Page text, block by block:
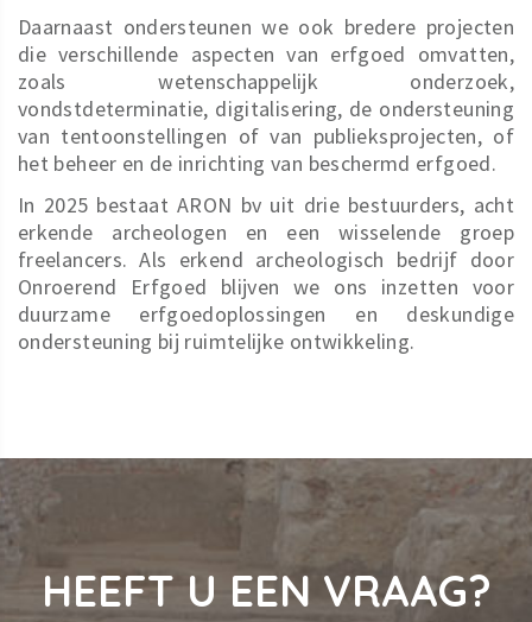
Daarnaast ondersteunen we ook bredere projecten
die verschillende aspecten van erfgoed omvatten,
zoals wetenschappelijk onderzoek,
vondstdeterminatie, digitalisering, de ondersteuning
van tentoonstellingen of van publieksprojecten, of
het beheer en de inrichting van beschermd erfgoed.
In 2025 bestaat ARON bv uit drie bestuurders, acht
erkende archeologen en een wisselende groep
freelancers. Als erkend archeologisch bedrijf door
Onroerend Erfgoed blijven we ons inzetten voor
duurzame erfgoedoplossingen en deskundige
ondersteuning bij ruimtelijke ontwikkeling.
HEEFT U EEN VRAAG?